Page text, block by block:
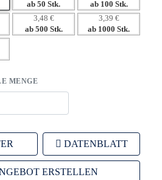
durch vielseitige
ab 50 Stk. ab 100 Stk.
3,48 €
ab 500 Stk.
3,39 €
ab 1000 Stk.
MENGE
DATENBLATT
ERSTELLEN